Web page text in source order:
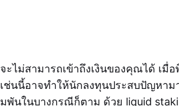
ไม่สามารถเข้าถึงเงินของคุณได้ เมื่
ช่นนี้อาจทำให้นักลงทุนประสบปัญหาม
พันในบางกรณีก็ตาม ด้วย liquid